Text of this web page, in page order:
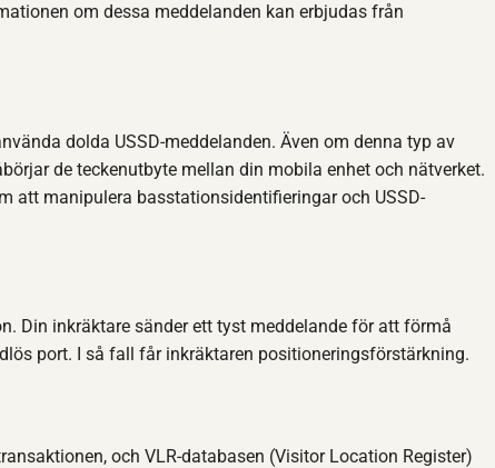
om dessa meddelanden kan erbjudas från
dolda USSD-meddelanden. Även om denna typ av
de teckenutbyte mellan din mobila enhet och nätverket.
att manipulera basstationsidentifieringar och USSD-
Din inkräktare sänder ett tyst meddelande för att förmå
port. I så fall får inkräktaren positioneringsförstärkning.
och VLR-databasen (Visitor Location Register)